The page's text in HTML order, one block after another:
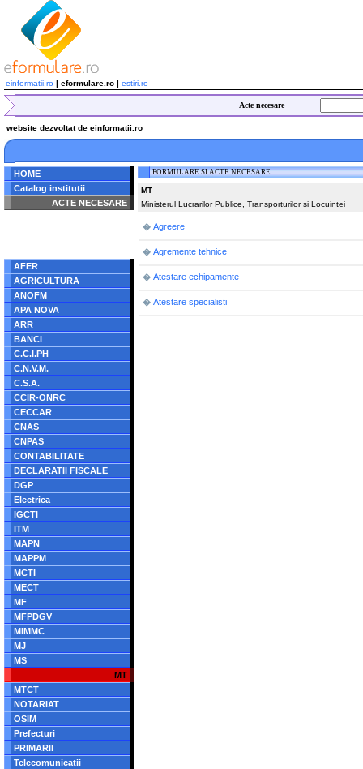
einformatii.ro | eformulare.ro | estiri.ro
Acte necesare
website dezvoltat de einformatii.ro
HOME
Catalog institutii
ACTE NECESARE
AFER
AGRICULTURA
ANOFM
APA NOVA
ARR
BANCI
C.C.I.PH
C.N.V.M.
C.S.A.
CCIR-ONRC
CECCAR
CNAS
CNPAS
CONTABILITATE
DECLARATII FISCALE
DGP
Electrica
IGCTI
ITM
MAPN
MAPPM
MCTI
MECT
MF
MFPDGV
MIMMC
MJ
MS
MT
MTCT
NOTARIAT
OSIM
Prefecturi
PRIMARII
Telecomunicatii
FORMULARE SI ACTE NECESARE
MT
Ministerul Lucrarilor Publice, Transporturilor si Locuintei
� Agreere
� Agremente tehnice
� Atestare echipamente
� Atestare specialisti